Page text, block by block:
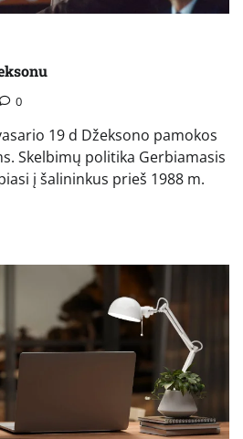
0
19 d Džeksono pamokos
Skelbimų politika Gerbiamasis
į šalininkus prieš 1988 m.